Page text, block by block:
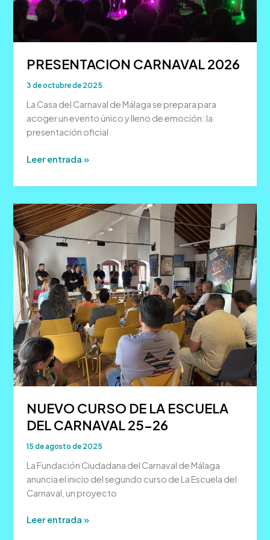
PRESENTACION CARNAVAL 2026
3 de octubre de 2025
La Casa del Carnaval de Málaga se prepara para
acoger un evento único y lleno de emoción: la
presentación oficial
PRESENTACION
2026
Leer entrada »
NUEVO CURSO DE LA ESCUELA
DEL CARNAVAL 25-26
15 de agosto de 2025
La Fundación Ciudadana del Carnaval de Málaga
anuncia el inicio del segundo curso de La Escuela del
Carnaval, un proyecto
NUEVO
Leer entrada »